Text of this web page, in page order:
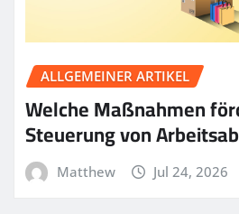
ALLGEMEINER ARTIKEL
Welche Maßnahmen
Steuerung von
Matthew Jul 24, 2026